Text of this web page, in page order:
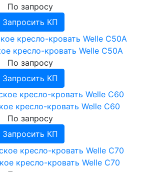
По запросу
Запросить КП
кресло-кровать Welle C50A
По запросу
Запросить КП
кресло-кровать Welle C60
По запросу
Запросить КП
кресло-кровать Welle C70